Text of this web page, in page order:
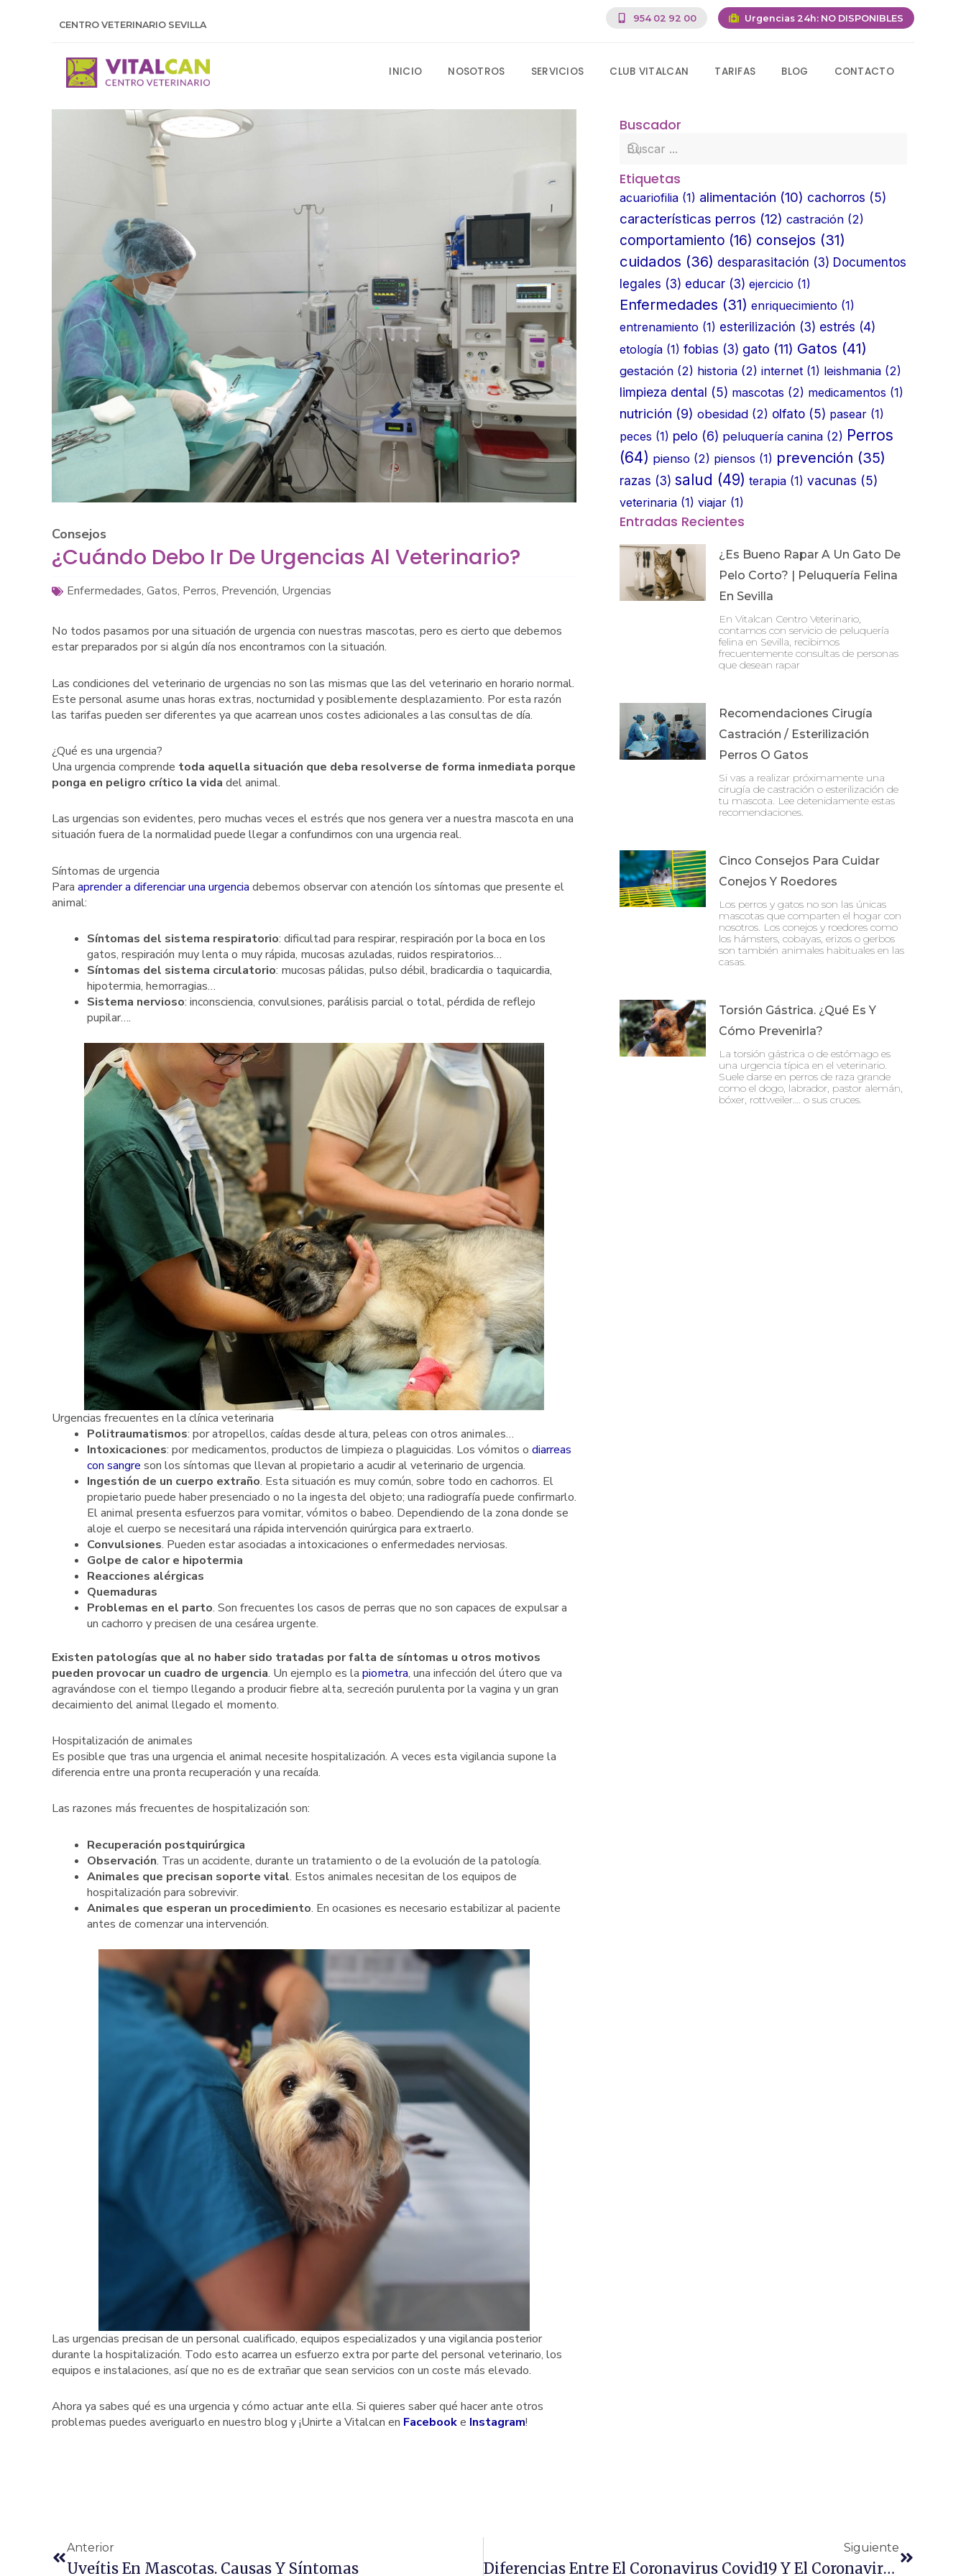
CENTRO VETERINARIO SEVILLA
Urgencias 24h: NO DISPONIBLES
954 02 92 00
INICIO NOSOTROS SERVICIOS CLUB VITALCAN TARIFAS BLOG CONTACTO
Consejos
¿Cuándo Debo Ir De Urgencias Al Veterinario?
Enfermedades, Gatos, Perros, Prevención, Urgencias
No todos pasamos por una situación de urgencia con nuestras mascotas, pero es cierto que debemos
estar preparados por si algún día nos encontramos con la situación.
Las condiciones del veterinario de urgencias no son las mismas que las del veterinario en horario normal.
Este personal asume unas horas extras, nocturnidad y posiblemente desplazamiento. Por esta razón
las tarifas pueden ser diferentes ya que acarrean unos costes adicionales a las consultas de día.
¿Qué es una urgencia?
Una urgencia comprende toda aquella situación que deba resolverse de forma inmediata porque
ponga en peligro crítico la vida del animal.
Las urgencias son evidentes, pero muchas veces el estrés que nos genera ver a nuestra mascota en una
situación fuera de la normalidad puede llegar a confundirnos con una urgencia real.
Síntomas de urgencia
Para aprender a diferenciar una urgencia debemos observar con atención los síntomas que presente el
animal:
Síntomas del sistema respiratorio: dificultad para respirar, respiración por la boca en los
gatos, respiración muy lenta o muy rápida, mucosas azuladas, ruidos respiratorios…
Síntomas del sistema circulatorio: mucosas pálidas, pulso débil, bradicardia o taquicardia,
hipotermia, hemorragias…
Sistema nervioso: inconsciencia, convulsiones, parálisis parcial o total, pérdida de reflejo
pupilar….
Urgencias frecuentes en la clínica veterinaria
Politraumatismos: por atropellos, caídas desde altura, peleas con otros animales…
Intoxicaciones: por medicamentos, productos de limpieza o plaguicidas. Los vómitos o diarreas
con sangre son los síntomas que llevan al propietario a acudir al veterinario de urgencia.
Ingestión de un cuerpo extraño. Esta situación es muy común, sobre todo en cachorros. El
propietario puede haber presenciado o no la ingesta del objeto; una radiografía puede confirmarlo.
El animal presenta esfuerzos para vomitar, vómitos o babeo. Dependiendo de la zona donde se
aloje el cuerpo se necesitará una rápida intervención quirúrgica para extraerlo.
Convulsiones. Pueden estar asociadas a intoxicaciones o enfermedades nerviosas.
Golpe de calor e hipotermia
Reacciones alérgicas
Quemaduras
Problemas en el parto. Son frecuentes los casos de perras que no son capaces de expulsar a
un cachorro y precisen de una cesárea urgente.
Existen patologías que al no haber sido tratadas por falta de síntomas u otros motivos
pueden provocar un cuadro de urgencia. Un ejemplo es la piometra, una infección del útero que va
agravándose con el tiempo llegando a producir fiebre alta, secreción purulenta por la vagina y un gran
decaimiento del animal llegado el momento.
Hospitalización de animales
Es posible que tras una urgencia el animal necesite hospitalización. A veces esta vigilancia supone la
diferencia entre una pronta recuperación y una recaída.
Las razones más frecuentes de hospitalización son:
Recuperación postquirúrgica
Observación. Tras un accidente, durante un tratamiento o de la evolución de la patología.
Animales que precisan soporte vital. Estos animales necesitan de los equipos de
hospitalización para sobrevivir.
Animales que esperan un procedimiento. En ocasiones es necesario estabilizar al paciente
antes de comenzar una intervención.
Las urgencias precisan de un personal cualificado, equipos especializados y una vigilancia posterior
durante la hospitalización. Todo esto acarrea un esfuerzo extra por parte del personal veterinario, los
equipos e instalaciones, así que no es de extrañar que sean servicios con un coste más elevado.
Ahora ya sabes qué es una urgencia y cómo actuar ante ella. Si quieres saber qué hacer ante otros
problemas puedes averiguarlo en nuestro blog y ¡Unirte a Vitalcan en Facebooke Instagram!
Buscador
Etiquetas
acuariofilia (1) alimentación (10) cachorros (5)
características perros (12) castración (2)
comportamiento (16) consejos (31)
cuidados (36) desparasitación (3) Documentos
legales (3) educar (3) ejercicio (1)
Enfermedades (31) enriquecimiento (1)
entrenamiento (1) esterilización (3) estrés (4)
etología (1) fobias (3) gato (11) Gatos (41)
gestación (2) historia (2) internet (1) leishmania (2)
limpieza dental (5) mascotas (2) medicamentos (1)
nutrición (9) obesidad (2) olfato (5) pasear (1)
peces (1) pelo (6) peluquería canina (2) Perros
(64) pienso (2) piensos (1) prevención (35)
razas (3) salud (49) terapia (1) vacunas (5)
veterinaria (1) viajar (1)
Entradas Recientes
¿Es Bueno Rapar A Un Gato De
Pelo Corto? | Peluquería Felina
En Sevilla
En Vitalcan Centro Veterinario,
contamos con servicio de peluquería
felina en Sevilla, recibimos
frecuentemente consultas de personas
que desean rapar
Recomendaciones Cirugía
Castración / Esterilización
Perros O Gatos
Si vas a realizar próximamente una
cirugía de castración o esterilización de
tu mascota. Lee detenidamente estas
recomendaciones.
Cinco Consejos Para Cuidar
Conejos Y Roedores
Los perros y gatos no son las únicas
mascotas que comparten el hogar con
nosotros. Los conejos y roedores como
los hámsters, cobayas, erizos o gerbos
son también animales habituales en las
casas.
Torsión Gástrica. ¿Qué Es Y
Cómo Prevenirla?
La torsión gástrica o de estómago es
una urgencia típica en el veterinario.
Suele darse en perros de raza grande
como el dogo, labrador, pastor alemán,
bóxer, rottweiler…. o sus cruces.
Anterior
Uveítis En Mascotas. Causas Y Síntomas
Siguiente
Diferencias Entre El Coronavirus Covid19 Y El Coronavirus En Mascotas